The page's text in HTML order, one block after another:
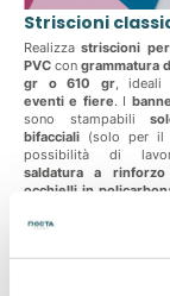
Striscioni
Realizzastriscioni
PVC con grammatura
gr o 610 gr, ideali
eventi e fiere. I
sono stampabili
bifacciali (solo per il
possibilità di
saldatura a rinforzo
occhielli in